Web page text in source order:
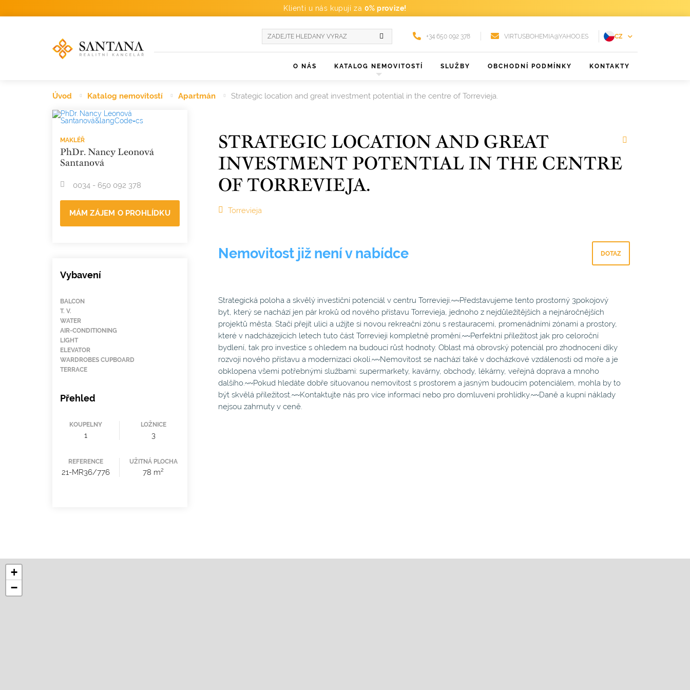
Klienti u nás kupují za 0% provize!
+34 650 092 378 VIRTUSBOHEMIA@YAHOO.ES CZ
O NÁS KATALOG NEMOVITOSTÍ SLUŽBY OBCHODNÍ PODMÍNKY KONTAKTY
Úvod Katalog nemovitostí Apartmán Strategic location and great investment potential in the centre of Torrevieja.
STRATEGIC LOCATION AND GREAT
INVESTMENT POTENTIAL IN THE CENTRE
OF TORREVIEJA.
Torrevieja
Nemovitost již není v nabídce DOTAZ
Strategická poloha a skvělý investiční potenciál v centru Torrevieji.~~Představujeme tento prostorný 3pokojový
byt, který se nachází jen pár kroků od nového přístavu Torrevieja, jednoho z nejdůležitějších a nejnáročnějších
projektů města. Stačí přejít ulici a užijte si novou rekreační zónu s restauracemi, promenádními zónami a prostory,
které v nadcházejících letech tuto část Torrevieji kompletně promění.~~Perfektní příležitost jak pro celoroční
bydlení, tak pro investice s ohledem na budoucí růst hodnoty. Oblast má obrovský potenciál pro zhodnocení díky
rozvoji nového přístavu a modernizaci okolí.~~Nemovitost se nachází také v docházkové vzdálenosti od moře a je
obklopena všemi potřebnými službami: supermarkety, kavárny, obchody, lékárny, veřejná doprava a mnoho
dalšího.~~Pokud hledáte dobře situovanou nemovitost s prostorem a jasným budoucím potenciálem, mohla by to
být skvělá příležitost.~~Kontaktujte nás pro více informací nebo pro domluvení prohlídky.~~Daně a kupní náklady
nejsou zahrnuty v ceně.
MAKLÉŘ
PhDr. Nancy Leonová
Santanová
0034 - 650 092 378
MÁM ZÁJEM O PROHLÍDKU
Vybavení
BALCON
T. V.
WATER
AIR-CONDITIONING
LIGHT
ELEVATOR
WARDROBES CUPBOARD
TERRACE
Přehled
KOUPELNY
1
LOŽNICE
3
REFERENCE
21-MR36/776
UŽITNÁ PLOCHA
78 m2
+
−